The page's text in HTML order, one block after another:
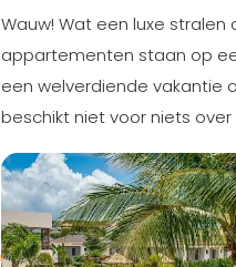
Wauw! Wat een luxe stralen
appartementen staan op
een welverdiende vakantie
beschikt niet voor niets